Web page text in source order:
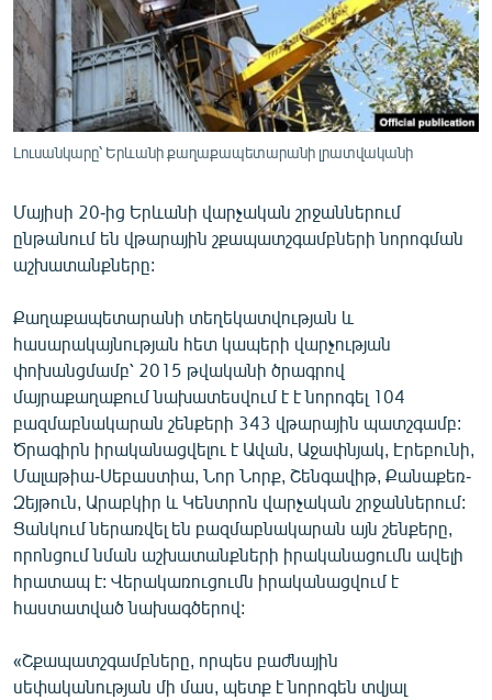
ՄԻՋԱԶԳԱՅԻՆ
ՄՇԱԿՈՒՅԹ
ՍՊՈՐՏ
ՄԵԿՆԱԲԱՆՈՒԹՅՈՒՆ
ԿՈՐՈՆԱՎԻՐՈՒՍ
ԱՐԽԻՎ
ԲԱՆԱՎԵՃ
ՁԳՏԵԼՈՎ ԼԱՎԱԳՈՒՅՆԻՆ
ՓՈԴՔԱՍԹ
Հայերեն
English
Русский
ՀԵՏԵՎԵՔ ՄԵԶ
Լուսանկարը՝ Երևանի քաղաքապետարանի լրատվականի
Մայիսի 20-ից Երևանի վարչական շրջաններում
ընթանում են վթարային շքապատշգամբների նորոգման
աշխատանքները:
Քաղաքապետարանի տեղեկատվության և
հասարակայնության հետ կապերի վարչության
փոխանցմամբ՝ 2015 թվականի ծրագրով
մայրաքաղաքում նախատեսվում է է նորոգել 104
բազմաբնակարան շենքերի 343 վթարային պատշգամբ:
Ծրագիրն իրականացվելու է Ավան, Աջափնյակ, Էրեբունի,
Մալաթիա-Սեբաստիա, Նոր Նորք, Շենգավիթ, Քանաքեռ-
Զեյթուն, Արաբկիր և Կենտրոն վարչական շրջաններում:
Ցանկում ներառվել են բազմաբնակարան այն շենքերը,
որոնցում նման աշխատանքների իրականացումն ավելի
հրատապ է: Վերակառուցումն իրականացվում է
հաստատված նախագծերով:
«Շքապատշգամբները, որպես բաժնային
սեփականության մի մաս, պետք է նորոգեն տվյալ